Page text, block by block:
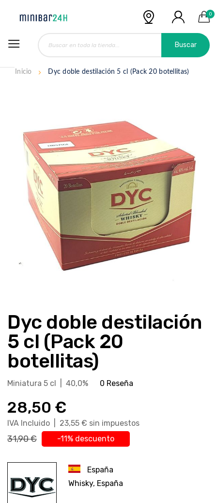
0
Buscar
Inicio Dyc doble destilación 5 cl (Pack 20 botellitas)
galería
imágenes
comienzo
de
la
galería
de
Dyc doble destilación
5 cl (Pack 20
botellitas)
Miniatura 5 cl | 40,0% 0 Reseña
28,50 €
IVA Incluido | 23,55 € sin impuestos
31,90 € -11% descuento
España
Whisky, España